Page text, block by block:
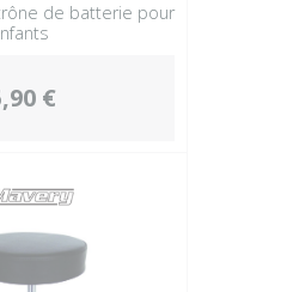
trône de batterie pour
€